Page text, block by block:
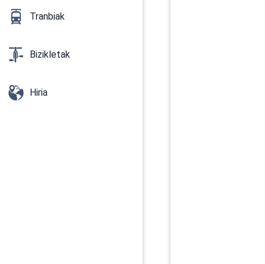
Tranbiak
Bizikletak
Hiria